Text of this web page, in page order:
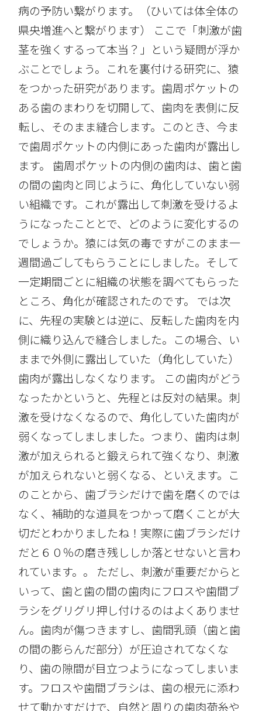
病の予防い繋がります。（ひいては体全体の
県央増進へと繋がります） ここで「刺激が歯
茎を強くするって本当？」という疑問が浮か
ぶことでしょう。これを裏付ける研究に、猿
をつかった研究があります。歯周ポケットの
ある歯のまわりを切開して、歯肉を表側に反
転し、そのまま縫合します。このとき、今ま
で歯周ポケットの内側にあった歯肉が露出し
ます。 歯周ポケットの内側の歯肉は、歯と歯
の間の歯肉と同じように、角化していない弱
い組織です。これが露出して刺激を受けるよ
うになったこととで、どのように変化するの
でしょうか。猿には気の毒ですがこのまま一
週間過ごしてもらうことにしました。そして
一定期間ごとに組織の状態を調べてもらった
ところ、角化が確認されたのです。 では次
に、先程の実験とは逆に、反転した歯肉を内
側に織り込んで縫合しました。この場合、い
ままで外側に露出していた（角化していた）
歯肉が露出しなくなります。 この歯肉がどう
なったかというと、先程とは反対の結果。刺
激を受けなくなるので、角化していた歯肉が
弱くなってしましました。つまり、歯肉は刺
激が加えられると鍛えられて強くなり、刺激
が加えられないと弱くなる、といえます。こ
のことから、歯ブラシだけで歯を磨くのでは
なく、補助的な道具をつかって磨くことが大
切だとわかりましたね！実際に歯ブラシだけ
だと６０％の磨き残ししか落とせないと言わ
れています。。 ただし、刺激が重要だからと
いって、歯と歯の間の歯肉にフロスや歯間ブ
ラシをグリグリ押し付けるのはよくありませ
ん。歯肉が傷つきますし、歯間乳頭（歯と歯
の間の膨らんだ部分）が圧迫されてなくな
り、歯の隙間が目立つようになってしまいま
す。フロスや歯間ブラシは、歯の根元に添わ
せて動かすだけで、自然と周りの歯肉荷糸や